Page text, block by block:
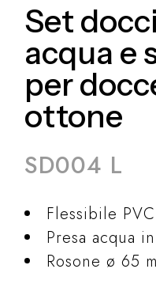
Set
acqua e
per
ottone
SD004 L
Flessibile
Presa acqua
Rosone ø 65